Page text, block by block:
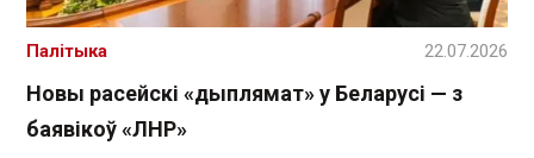
Новы расейскі «дыплямат» у Беларусі — з
баявікоў «ЛНР»
Палітыка 22.07.2026